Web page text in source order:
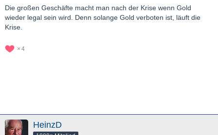
Die großen Geschäfte macht man nach der Krise wenn Gold
wieder legal sein wird. Denn solange Gold verboten ist, läuft die
Krise.
4
HeinzD